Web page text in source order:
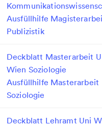
Ausfüllhilfe
Publizistik
Deckblatt Masterarbeit
Wien Soziologie
Ausfüllhilfe Masterarbeit
Soziologie
Deckblatt Lehramt Uni